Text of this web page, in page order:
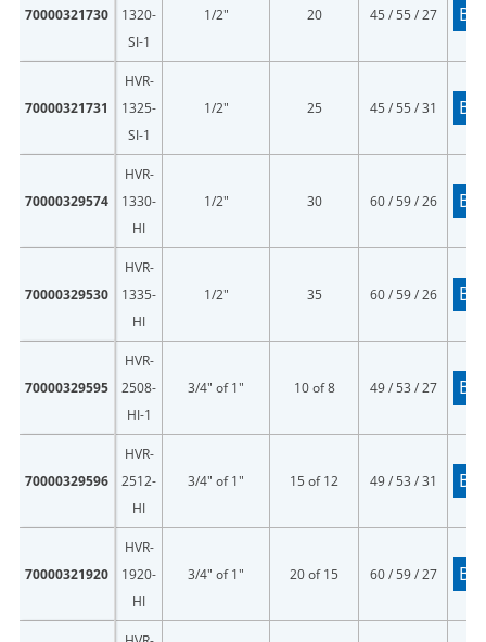
70000321730
1320-
SI-1
1/2" 20 45 / 55 / 27
70000321731
HVR-
1325-
SI-1
1/2" 25 45 / 55 / 31
70000329574
HVR-
1330-
HI
1/2" 30 60 / 59 / 26
70000329530
HVR-
1335-
HI
1/2" 35 60 / 59 / 26
70000329595
HVR-
2508-
HI-1
3/4" of 1" 10 of 8 49 / 53 / 27
70000329596
HVR-
2512-
HI
3/4" of 1" 15 of 12 49 / 53 / 31
70000321920
HVR-
1920-
HI
3/4" of 1" 20 of 15 60 / 59 / 27
LOGIN